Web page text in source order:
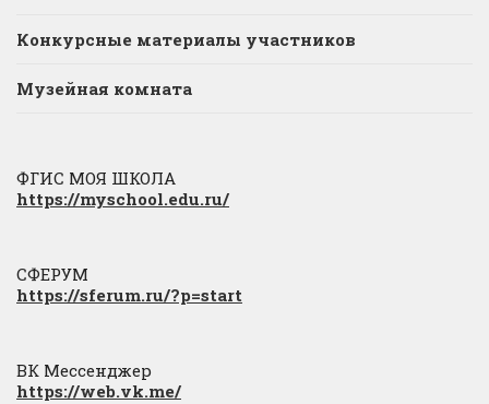
Конкурсные материалы участников
Музейная комната
ФГИС МОЯ ШКОЛА
https://myschool.edu.ru/
СФЕРУМ
https://sferum.ru/?p=start
ВК Мессенджер
https://web.vk.me/